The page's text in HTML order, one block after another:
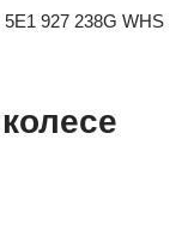
927 238G WHS